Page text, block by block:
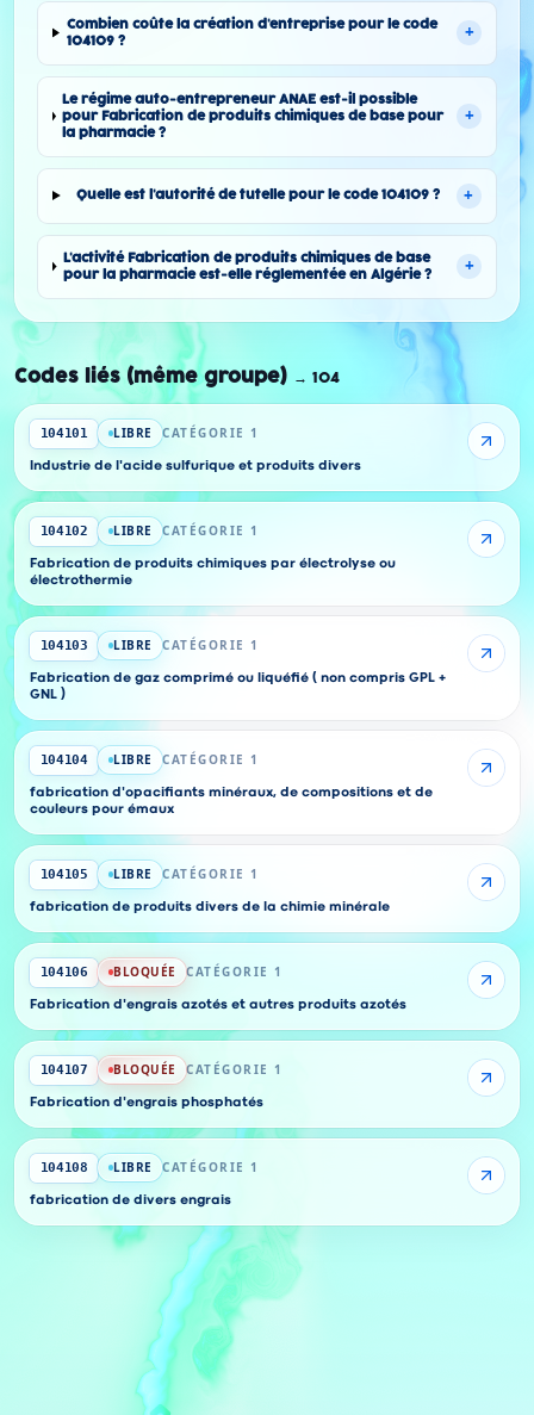
Combien coûte la création d'entreprise pour le code
104109 ?
+
Le régime auto-entrepreneur ANAE est-il possible
pour Fabrication de produits chimiques de base pour
la pharmacie ?
+
Quelle est l'autorité de tutelle pour le code 104109 ? +
L'activité Fabrication de produits chimiques de base
pour la pharmacie est-elle réglementée en Algérie ?
+
Codes liés (même groupe) → 104
104101 LIBRE CATÉGORIE 1
Industrie de l'acide sulfurique et produits divers
104102 LIBRE CATÉGORIE 1
Fabrication de produits chimiques par électrolyse ou
électrothermie
104103 LIBRE CATÉGORIE 1
Fabrication de gaz comprimé ou liquéfié ( non compris GPL +
GNL )
104104 LIBRE CATÉGORIE 1
fabrication d'opacifiants minéraux, de compositions et de
couleurs pour émaux
104105 LIBRE CATÉGORIE 1
fabrication de produits divers de la chimie minérale
104106 BLOQUÉE CATÉGORIE 1
Fabrication d'engrais azotés et autres produits azotés
104107 BLOQUÉE CATÉGORIE 1
Fabrication d'engrais phosphatés
104108 LIBRE CATÉGORIE 1
fabrication de divers engrais